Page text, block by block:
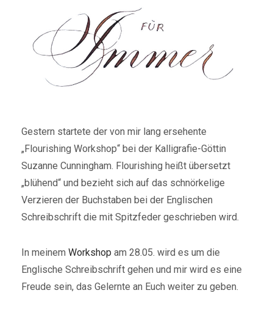
Gestern startete der von mir lang ersehente
„Flourishing Workshop“ bei der Kalligrafie-Göttin
Suzanne Cunningham. Flourishing heißt übersetzt
„blühend“ und bezieht sich auf das schnörkelige
Verzieren der Buchstaben bei der Englischen
Schreibschrift die mit Spitzfeder geschrieben wird.
In meinem Workshop am 28.05. wird es um die
Englische Schreibschrift gehen und mir wird es eine
Freude sein, das Gelernte an Euch weiter zu geben.